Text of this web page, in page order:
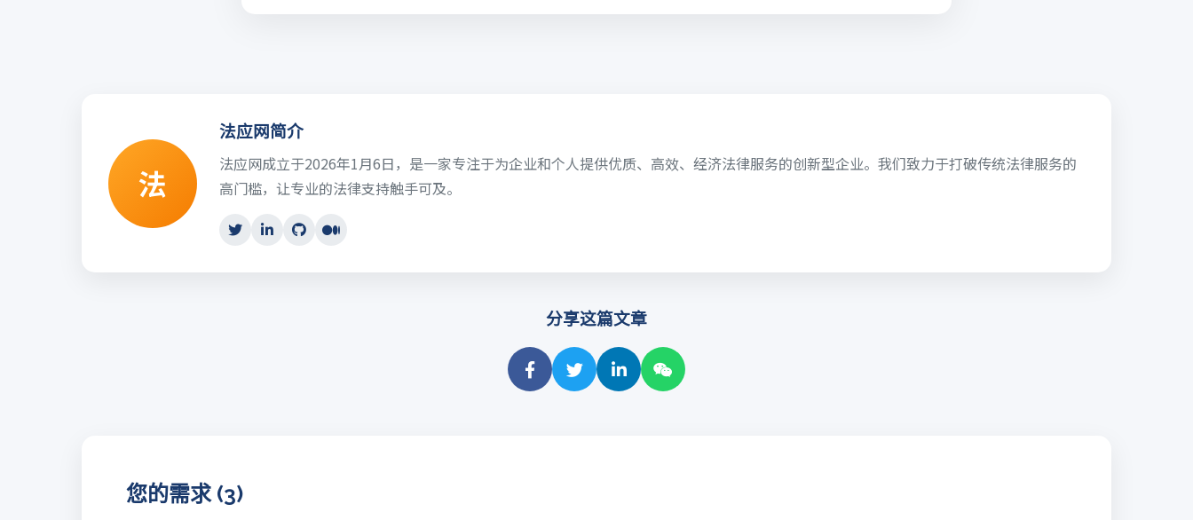
法
法应网简介
法应网成立于2026年1月6日，是一家专注于为企业和个人提供优质、高效、经济法律服务的创新型企业。我们致力于打破传统法律服务的
高门槛，让专业的法律支持触手可及。
分享这篇文章
您的需求 (3)